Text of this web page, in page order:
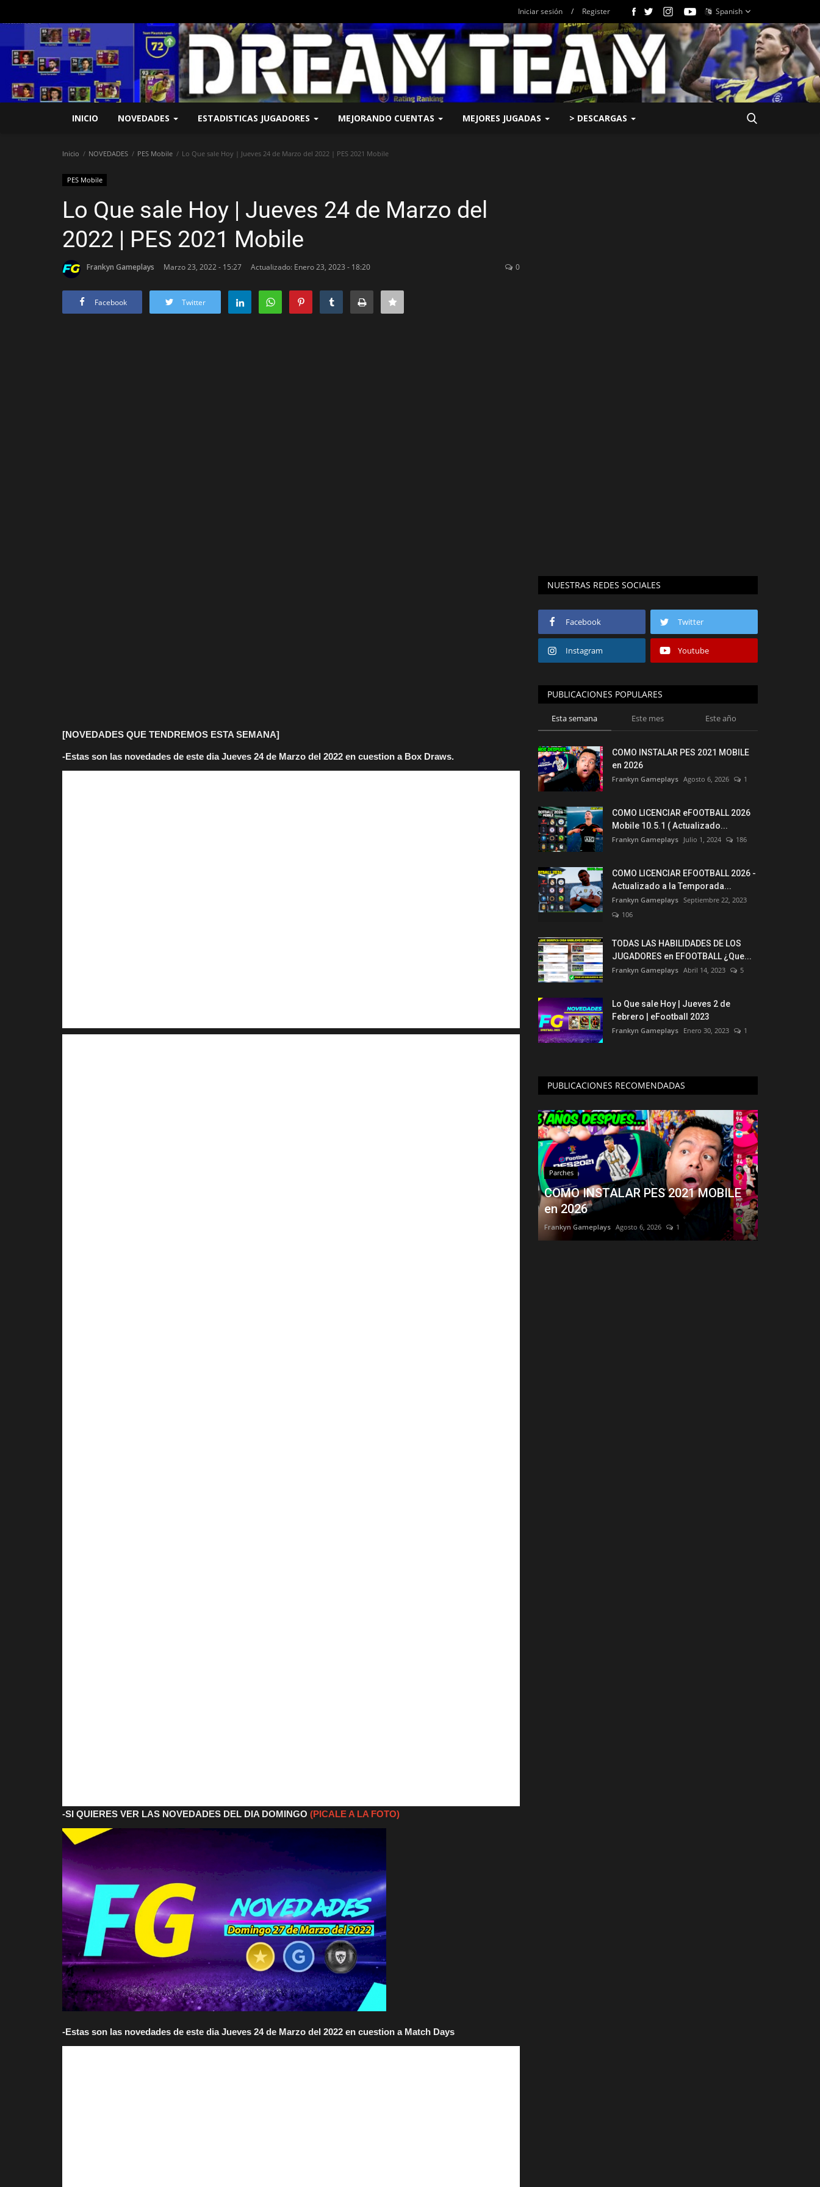
Iniciar sesión / Register Spanish
INICIO NOVEDADES ESTADISTICAS JUGADORES MEJORANDO CUENTAS MEJORES JUGADAS > DESCARGAS
Inicio NOVEDADES PES Mobile Lo Que sale Hoy | Jueves 24 de Marzo del 2022 | PES 2021 Mobile
PES Mobile
Lo Que sale Hoy | Jueves 24 de Marzo del
2022 | PES 2021 Mobile
Frankyn Gameplays Marzo 23, 2022 - 15:27 Actualizado: Enero 23, 2023 - 18:20 0
Facebook Twitter
[NOVEDADES QUE TENDREMOS ESTA SEMANA]
-Estas son las novedades de este dia Jueves 24 de Marzo del 2022 en cuestion a Box Draws.
-SI QUIERES VER LAS NOVEDADES DEL DIA DOMINGO (PICALE A LA FOTO)
-Estas son las novedades de este dia Jueves 24 de Marzo del 2022 en cuestion a Match Days
NUESTRAS REDES SOCIALES
Facebook Twitter
Instagram Youtube
PUBLICACIONES POPULARES
Esta semana Este mes Este año
COMO INSTALAR PES 2021 MOBILE
en 2026
Frankyn Gameplays Agosto 6, 2026 1
COMO LICENCIAR eFOOTBALL 2026
Mobile 10.5.1 ( Actualizado...
Frankyn Gameplays Julio 1, 2024 186
COMO LICENCIAR EFOOTBALL 2026 -
Actualizado a la Temporada...
Frankyn Gameplays Septiembre 22, 2023
106
TODAS LAS HABILIDADES DE LOS
JUGADORES en EFOOTBALL ¿Que...
Frankyn Gameplays Abril 14, 2023 5
Lo Que sale Hoy | Jueves 2 de
Febrero | eFootball 2023
Frankyn Gameplays Enero 30, 2023 1
PUBLICACIONES RECOMENDADAS
Parches
COMO INSTALAR PES 2021 MOBILE
en 2026
Frankyn Gameplays Agosto 6, 2026 1